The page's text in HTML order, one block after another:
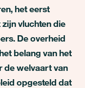
het eerst
vluchten die
De overheid
belang van het
de welvaart van
opgesteld dat